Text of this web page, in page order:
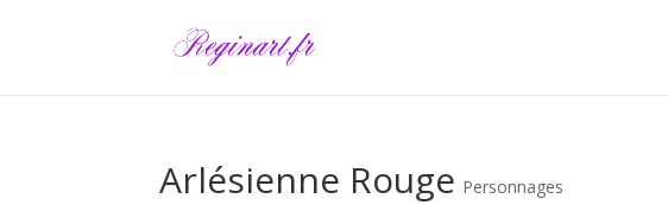
Arlésienne Rouge Personnages